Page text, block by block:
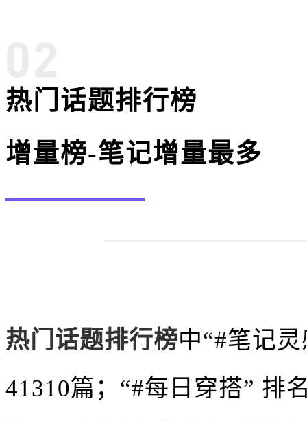
热门话题排行榜
增量榜-笔记增量最多
热门话题排行榜中“#笔记
41310篇；“#每日穿搭” 排